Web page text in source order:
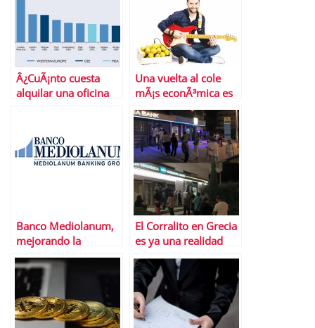
Â¿CuÃ¡nto cuesta
alquilar una oficina
Una vuelta al cole
mÃ¡s econÃ³mica es
posible
Banco Mediolanum,
mejorando la
experiencia del
usuario
El Corralito en Grecia
es ya una realidad